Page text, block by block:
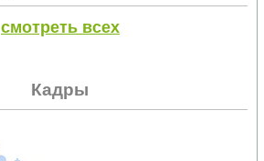
смотреть всех
Кадры